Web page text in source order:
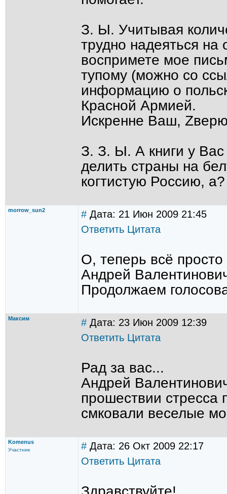
З. Ы. Учитывая
трудно надеяться
воспримете мое
тупому (можно со
информацию о
Красной Армией.
Искренне Ваш,
З. З. Ы. А книги у
делить страны на
когтистую Россию, а?
morrow_sun2 # Дата: 21 Июн 2009 21:45
Ответить Цитата
О, теперь всё
Андрей
Продолжаем
Максим # Дата: 23 Июн 2009 12:39
Ответить Цитата
Рад за вас...
Андрей
прошествии стресса
смковали веселые
Komenus
Участник # Дата: 26 Окт 2009 22:17
Ответить Цитата